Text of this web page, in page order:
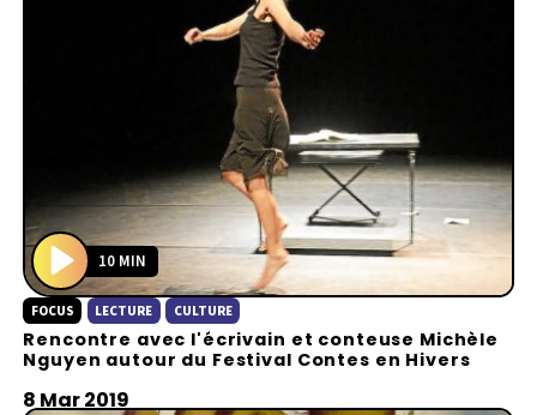
P
l
a
y
10 MIN
FOCUS LECTURE CULTURE
Rencontre avec l'écrivain et conteuse Michèle
Nguyen autour du Festival Contes en Hivers
8 Mar 2019